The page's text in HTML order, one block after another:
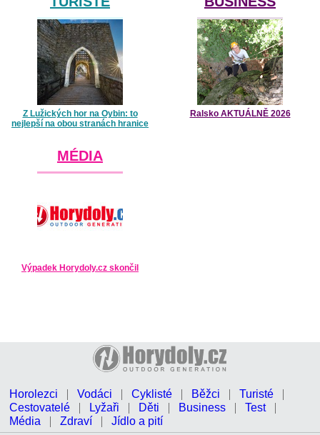
Z Lužických hor na Oybin: to
nejlepší na obou stranách hranice
Ralsko AKTUÁLNĚ 2026
MÉDIA
Výpadek Horydoly.cz skončil
Horolezci Vodáci Cyklisté Běžci
Turisté
Cestovatelé
Lyžaři Děti Business
Test
Média
Zdraví Jídlo a pití